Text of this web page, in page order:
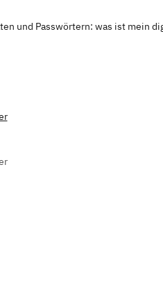
und Passwörtern: was ist mein